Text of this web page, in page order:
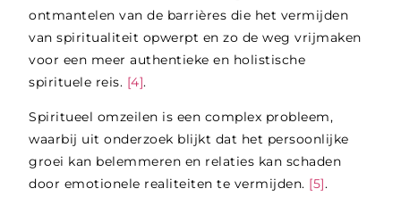
ontmantelen van de barrières die het vermijden
van spiritualiteit opwerpt en zo de weg vrijmaken
voor een meer authentieke en holistische
spirituele reis. [4].
Spiritueel omzeilen is een complex probleem,
waarbij uit onderzoek blijkt dat het persoonlijke
groei kan belemmeren en relaties kan schaden
door emotionele realiteiten te vermijden. [5].